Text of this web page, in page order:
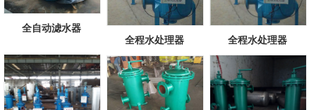
全自动滤水器
全程水处理器
全程水处理器